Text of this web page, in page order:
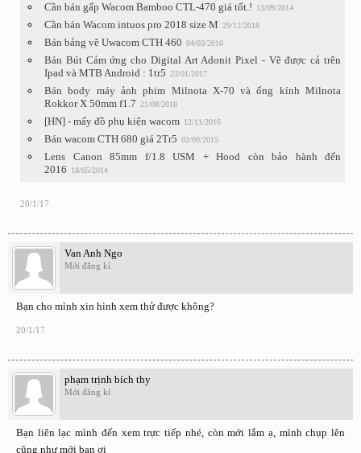
Cần bán gấp Wacom Bamboo CTL-470 giá tốt.! 13/09/2014
Cần bán Wacom intuos pro 2018 size M 29/12/2018
Bán bảng vẽ Uwacom CTH 460 04/03/2016
Bán Bút Cảm ứng cho Digital Art Adonit Pixel - Vẽ được cả trên
Ipad và MTB Android : 1tr5 23/01/2017
Bán body máy ảnh phim Milnota X-70 và ống kính Milnota
Rokkor X 50mm f1.7 21/08/2018
[HN] - mấy đồ phụ kiện wacom 12/11/2016
Bán wacom CTH 680 giá 2Tr5 02/09/2015
Lens Canon 85mm f/1.8 USM + Hood còn bảo hành đến
2016
18/05/2014
20/1/17
Van Anh Ngo
Mới đăng kí
Bạn cho mình xin hình xem thử được không?
20/1/17
phạm trịnh bích thy
Mới đăng kí
Bạn liên lạc mình đến xem trực tiếp nhé, còn mới lắm ạ, mình chụp lên
cũng như mới bạn ơi